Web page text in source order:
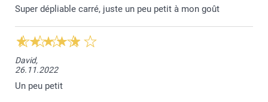
Super dépliable carré, juste un peu petit à mon goût
David,
26.11.2022
Un peu petit